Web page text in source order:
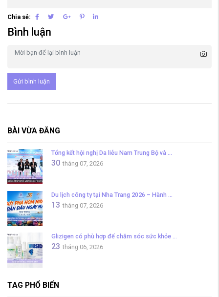
Chia sẻ:
Bình luận
Gửi bình luận
BÀI VỪA ĐĂNG
Tổng kết hội nghị Da liễu Nam Trung Bộ và ...
30 tháng 07, 2026
Du lịch công ty tại Nha Trang 2026 – Hành ...
13 tháng 07, 2026
Glizigen có phù hợp để chăm sóc sức khỏe ...
23 tháng 06, 2026
TAG PHỔ BIẾN